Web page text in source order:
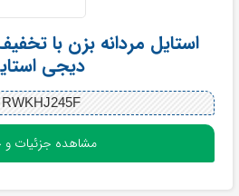
دیجی
RWKHJ245F
مشاهده جزئیات و